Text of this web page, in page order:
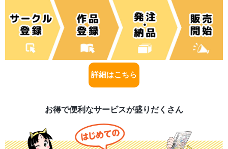
詳細はこちら
お得で便利なサービスが盛りだくさん